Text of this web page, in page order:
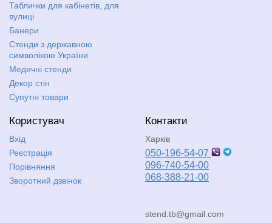
Таблички для кабінетів, для
вулиці
Банери
Стенди з державною
символікою України
Медичні стенди
Декор стін
Супутні товари
Користувач
Вхід
Реєстрація
Порівняння
Зворотний дзвінок
Контакти
Харків
050-196-54-07
096-740-54-00
068-388-21-00
stend.tb@gmail.com